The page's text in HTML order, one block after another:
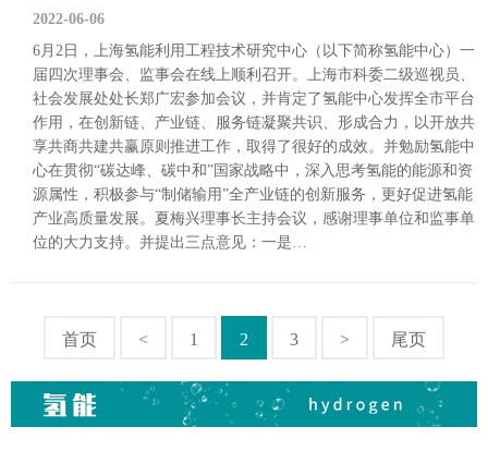
2022-06-06
6月2日，上海氢能利用工程技术研究中心（以下简称氢能中心）一
届四次理事会、监事会在线上顺利召开。上海市科委二级巡视员、
社会发展处处长郑广宏参加会议，并肯定了氢能中心发挥全市平台
作用，在创新链、产业链、服务链凝聚共识、形成合力，以开放共
享共商共建共赢原则推进工作，取得了很好的成效。并勉励氢能中
心在贯彻“碳达峰、碳中和”国家战略中，深入思考氢能的能源和资
源属性，积极参与“制储输用”全产业链的创新服务，更好促进氢能
产业高质量发展。夏梅兴理事长主持会议，感谢理事单位和监事单
位的大力支持。并提出三点意见：一是…
首页 < 1 2 3 > 尾页